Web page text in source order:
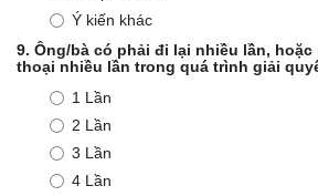
Ý kiến khác
9. Ông/bà có phải đi lại nhiều lần, hoặc
thoại nhiều lần trong quá trình giải
1 Lần
2 Lần
3 Lần
4 Lần